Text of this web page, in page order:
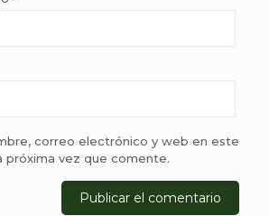
correo electrónico y web en este
próxima vez que comente.